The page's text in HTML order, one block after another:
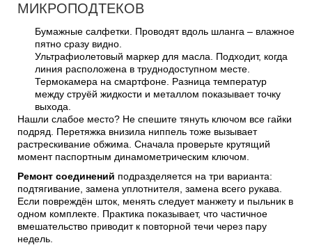
МИКРОПОДТЕКОВ
Бумажные салфетки. Проводят вдоль шланга – влажное
пятно сразу видно.
Ультрафиолетовый маркер для масла. Подходит, когда
линия расположена в труднодоступном месте.
Термокамера на смартфоне. Разница температур
между струёй жидкости и металлом показывает точку
выхода.
Нашли слабое место? Не спешите тянуть ключом все гайки
подряд. Перетяжка внизила ниппель тоже вызывает
растрескивание обжима. Сначала проверьте крутящий
момент паспортным динамометрическим ключом.
Ремонт соединений подразделяется на три варианта:
подтягивание, замена уплотнителя, замена всего рукава.
Если повреждён шток, менять следует манжету и пыльник в
одном комплекте. Практика показывает, что частичное
вмешательство приводит к повторной течи через пару
недель.